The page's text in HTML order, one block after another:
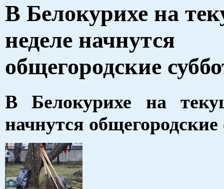
В Белокурихе на
неделе начнутся
общегородские
В Белокурихе на
начнутся общегородские